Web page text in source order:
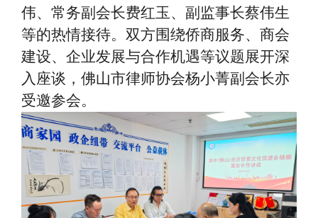
伟、常务副会长费红玉、副监事长蔡伟生
等的热情接待。双方围绕侨商服务、商会
建设、企业发展与合作机遇等议题展开深
入座谈，佛山市律师协会杨小菁副会长亦
受邀参会。